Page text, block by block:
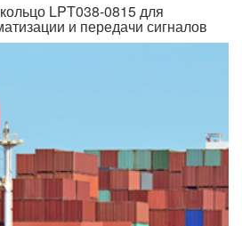
LPT038-0815 для
и передачи сигналов